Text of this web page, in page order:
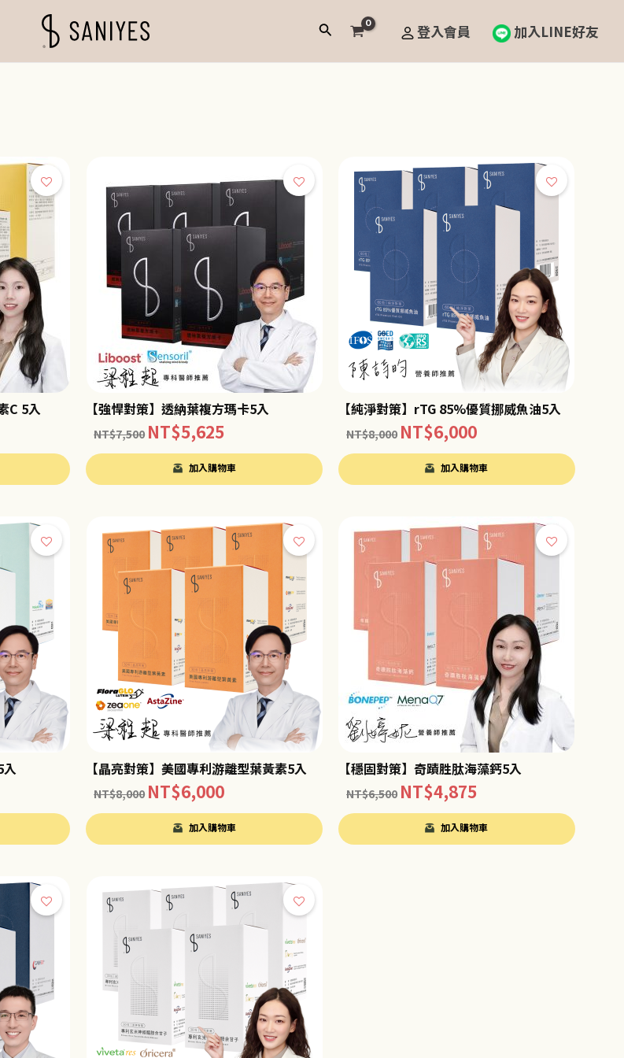
搜
登入會員 加入LINE好友
C 5入 【強悍對策】透納葉複方瑪卡5入
NT$7,500 NT$5,625
加入購物車
【純淨對策】rTG 85%優質挪威魚油5入
NT$8,000 NT$6,000
加入購物車
入 【晶亮對策】美國專利游離型葉黃素5入
NT$8,000 NT$6,000
加入購物車
【穩固對策】奇蹟胜肽海藻鈣5入
NT$6,500 NT$4,875
加入購物車